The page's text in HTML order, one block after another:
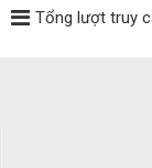
Tổng lượt truy